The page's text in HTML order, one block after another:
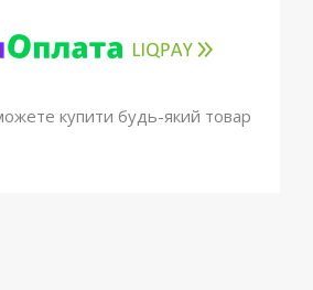
купити будь-який товар